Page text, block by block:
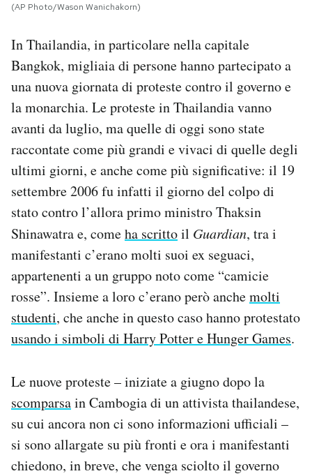
I MIEI PREFERITI
CALENDARIO
AREA PERSONALE
Area Personale
Newsletter
Notifiche mobile
Regala il Post
Hai bisogno di aiuto?
(AP Photo/Wason Wanichakorn)
In Thailandia, in particolare nella capitale
Bangkok, migliaia di persone hanno partecipato a
una nuova giornata di proteste contro il governo e
la monarchia. Le proteste in Thailandia vanno
avanti da luglio, ma quelle di oggi sono state
raccontate come più grandi e vivaci di quelle degli
ultimi giorni, e anche come più significative: il 19
settembre 2006 fu infatti il giorno del colpo di
stato contro l’allora primo ministro Thaksin
Shinawatra e, comeha scrittoil Guardian, tra i
manifestanti c’erano molti suoi ex seguaci,
appartenenti a un gruppo noto come “camicie
rosse”. Insieme a loro c’erano però anchemolti
studenti, che anche in questo caso hanno protestato
usando i simboli di Harry Potter e Hunger Games.
Le nuove proteste – iniziate a giugno dopo la
scomparsain Cambogia di un attivista thailandese,
su cui ancora non ci sono informazioni ufficiali –
si sono allargate su più fronti e ora i manifestanti
chiedono, in breve, che venga sciolto il governo